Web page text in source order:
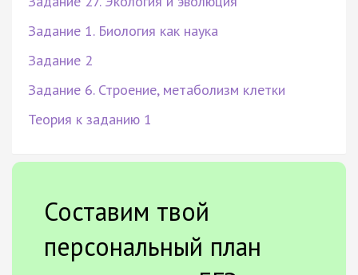
Задание 1. Биология как наука
Задание 2
Задание 6. Строение, метаболизм клетки
Теория к заданию 1
Составим твой
персональный план